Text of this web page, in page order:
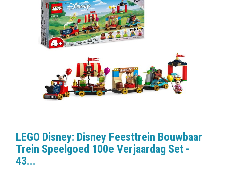
LEGO Disney: Disney Feesttrein Bouwbaar
Trein Speelgoed 100e Verjaardag Set -
43...